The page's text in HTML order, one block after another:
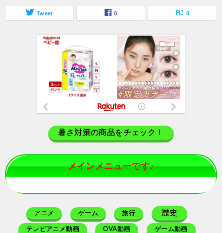
Tweet 0 0
暑さ対策の商品をチェック！
メインメニューです♪
アニメ ゲーム 旅行 歴史
テレビアニメ動画 OVA動画 ゲーム動画